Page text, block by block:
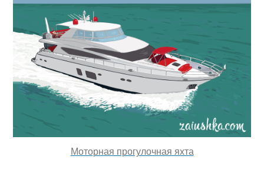
Моторная прогулочная яхта